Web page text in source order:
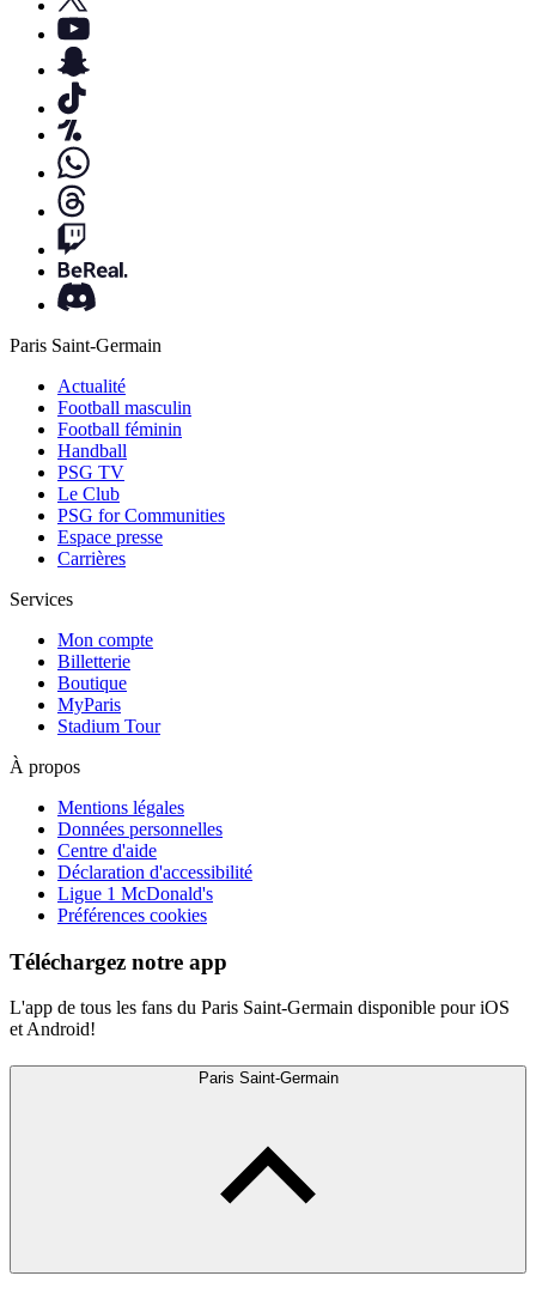
Paris Saint-Germain
Actualité
Football masculin
Football féminin
Handball
PSG TV
Le Club
PSG for Communities
Espace presse
Carrières
Services
Mon compte
Billetterie
Boutique
MyParis
Stadium Tour
À propos
Mentions légales
Données personnelles
Centre d'aide
Déclaration d'accessibilité
Ligue 1 McDonald's
Préférences cookies
Téléchargez notre app
L'app de tous les fans du Paris Saint-Germain disponible pour iOS
et Android!
Paris Saint-Germain